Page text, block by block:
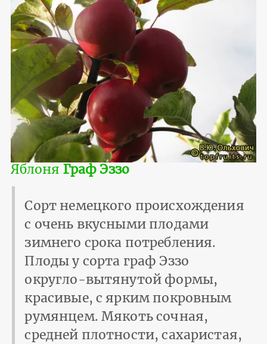
Яблоня Граф Эззо
Сорт немецкого происхождения
с очень вкусными плодами
зимнего срока потребления.
Плоды у сорта граф Эззо
округло-вытянутой формы,
красивые, с ярким покровным
румянцем. Мякоть сочная,
средней плотности, сахаристая,